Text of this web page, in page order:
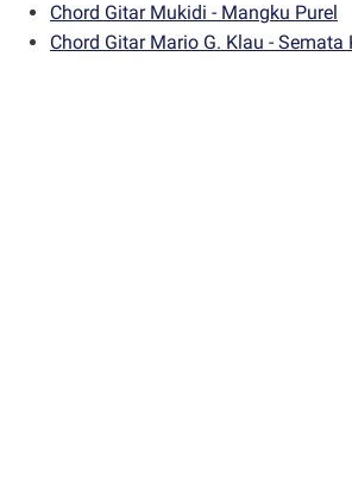
Chord Gitar Mukidi - Mangku Purel
Chord Gitar Mario G. Klau - Semata